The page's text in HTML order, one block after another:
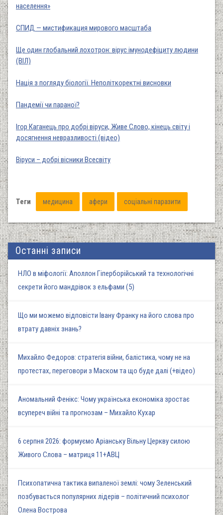
населення»
СПИД — мистификация мирового масштаба
Ще один глобальний лохотрон: вірус імунодефіциту людини
(ВІЛ)
Нація з погляду біології. Неполіткоректні висновки
Пандемії чи параної?
Ігор Каганець про добрі віруси, Живе Слово, кінець світу і
досягнення невразливості (відео)
Віруси – добрі вісники Всесвіту
Теги медицина афери соціальні паразити
Останні записи
НЛО в міфології: Аполлон Гіперборійський та технологічні
секрети його мандрівок з ельфами (5)
Що ми можемо відповісти Івану Франку на його слова про
втрату давніх знань?
Михайло Федоров: стратегія війни, балістика, чому не на
протестах, переговори з Маском та що буде далі (+відео)
Аномальний Фенікс: Чому українська економіка зростає
всупереч війні та прогнозам – Михайло Кухар
6 серпня 2026: формуємо Аріанську Вільну Церкву силою
Живого Слова – матриця 11+АВЦ
Психопатична тактика випаленої землі: чому Зеленський
позбувається популярних лідерів – політичний психолог
Олена Вострова